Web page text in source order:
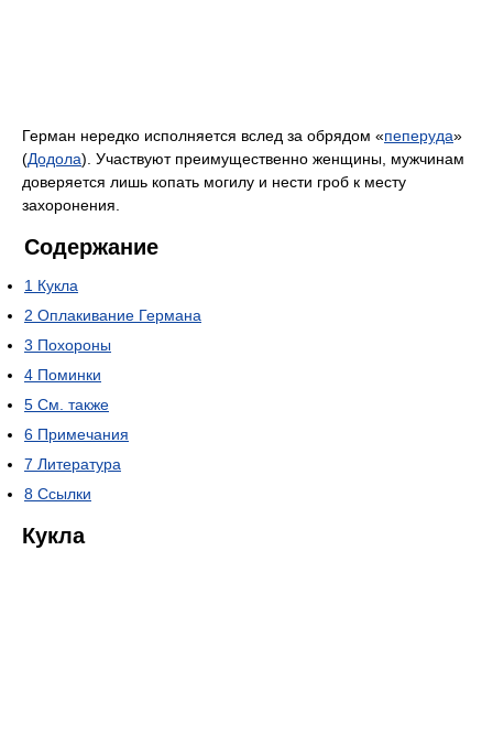
Герман нередко исполняется вслед за обрядом «пеперуда»
(Додола). Участвуют преимущественно женщины, мужчинам
доверяется лишь копать могилу и нести гроб к месту
захоронения.
Содержание
1 Кукла
2 Оплакивание Германа
3 Похороны
4 Поминки
5 См. также
6 Примечания
7 Литература
8 Ссылки
Кукла